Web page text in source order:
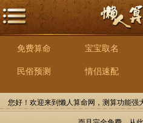
免费算命 宝宝取名
民俗预测 情侣速配
您好！欢迎来到懒人算命网，测算功能强